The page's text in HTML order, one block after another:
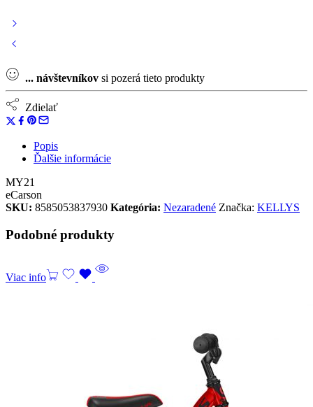
... návštevníkov si pozerá tieto produkty
Zdielať
Popis
Ďalšie informácie
MY21
eCarson
SKU: 8585053837930 Kategória: Nezaradené Značka: KELLYS
Podobné produkty
Viac info